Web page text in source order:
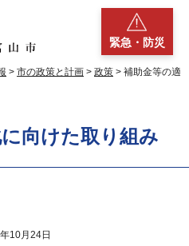
緊急・防災
> 市の政策と計画 > 政策 > 補助金等の適
向けた取り組み
10月24日